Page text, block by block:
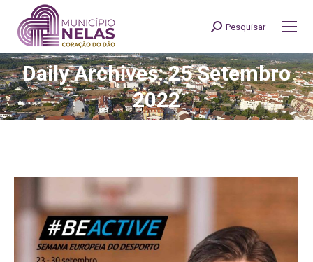
Search:
Pesquisar
Daily Archives: 25 Setembro
2022
You are here: